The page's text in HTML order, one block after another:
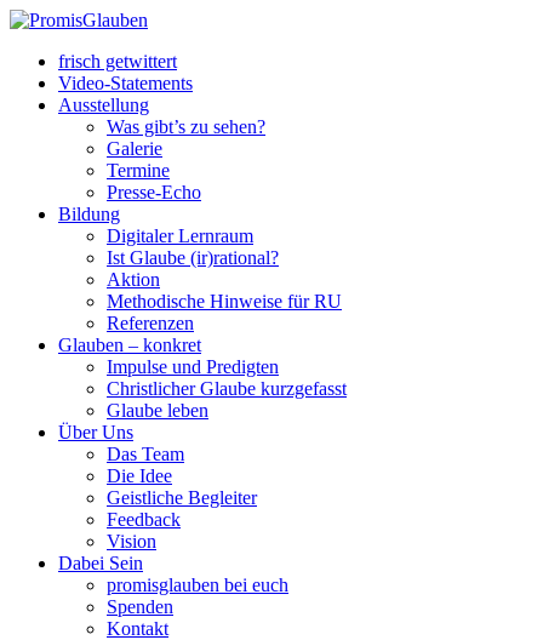
frisch getwittert
Video-Statements
Ausstellung
Was gibt’s zu sehen?
Galerie
Termine
Presse-Echo
Bildung
Digitaler Lernraum
Ist Glaube (ir)rational?
Aktion
Methodische Hinweise für RU
Referenzen
Glauben – konkret
Impulse und Predigten
Christlicher Glaube kurzgefasst
Glaube leben
Über Uns
Das Team
Die Idee
Geistliche Begleiter
Feedback
Vision
Dabei Sein
promisglauben bei euch
Spenden
Kontakt